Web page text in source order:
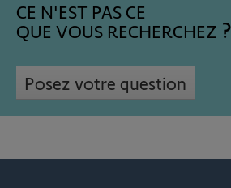
CE N'EST PAS CE
QUE VOUS RECHERCHEZ
Posez votre question